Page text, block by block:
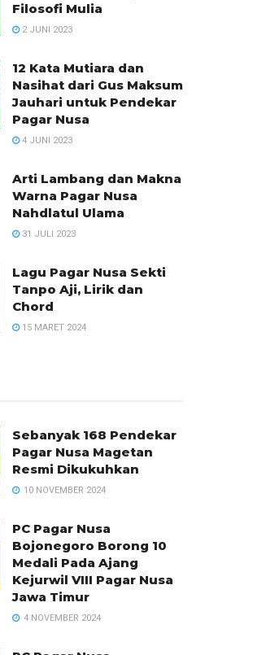
Filosofi Mulia
2 JUNI 2023
12 Kata Mutiara dan
Nasihat dari Gus Maksum
Jauhari untuk Pendekar
Pagar Nusa
4 JUNI 2023
Arti Lambang dan Makna
Warna Pagar Nusa
Nahdlatul Ulama
31 JULI 2023
Lagu Pagar Nusa Sekti
Tanpo Aji, Lirik dan
Chord
15 MARET 2024
Sebanyak 168 Pendekar
Pagar Nusa Magetan
Resmi Dikukuhkan
10 NOVEMBER 2024
PC Pagar Nusa
Bojonegoro Borong 10
Medali Pada Ajang
Kejurwil VIII Pagar Nusa
Jawa Timur
4 NOVEMBER 2024